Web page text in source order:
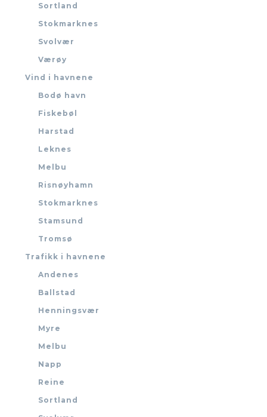
Sortland
Stokmarknes
Svolvær
Værøy
Vind i havnene
Bodø havn
Fiskebøl
Harstad
Leknes
Melbu
Risnøyhamn
Stokmarknes
Stamsund
Tromsø
Trafikk i havnene
Andenes
Ballstad
Henningsvær
Myre
Melbu
Napp
Reine
Sortland